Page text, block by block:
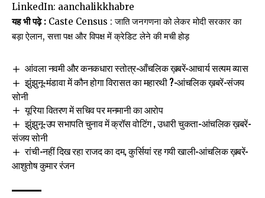
LinkedIn: aanchalikkhabre
यह भी पढ़े : Caste Census : जाति जनगणना को लेकर मोदी सरकार का
बड़ा ऐलान, सत्ता पक्ष और विपक्ष में क्रेडिट लेने की मची होड़
आंवला नवमी और कनकधारा स्तोत्र-आँचलिक ख़बरें-आचार्य सत्यम व्यास
झुंझुनू-मंडावा में कौन होगा विरासत का महारथी ?-आंचलिक ख़बरें-संजय
सोनी
यूरिया वितरण में सचिव पर मनमानी का आरोप
झुंझुनू-उप सभापति चुनाव में क्रॉस वोटिंग , उधारी चुकता-आंचलिक ख़बरें-
संजय सोनी
रांची-नहीं दिख रहा राजद का दम, कुर्सियां रह गयी खाली-आंचलिक ख़बरें-
आशुतोष कुमार रंजन